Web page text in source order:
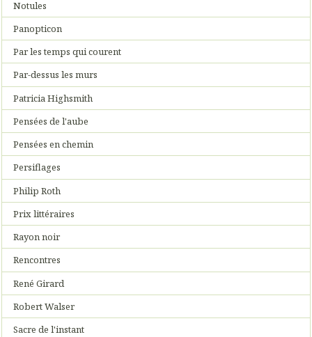
Notules
Panopticon
Par les temps qui courent
Par-dessus les murs
Patricia Highsmith
Pensées de l'aube
Pensées en chemin
Persiflages
Philip Roth
Prix littéraires
Rayon noir
Rencontres
René Girard
Robert Walser
Sacre de l'instant